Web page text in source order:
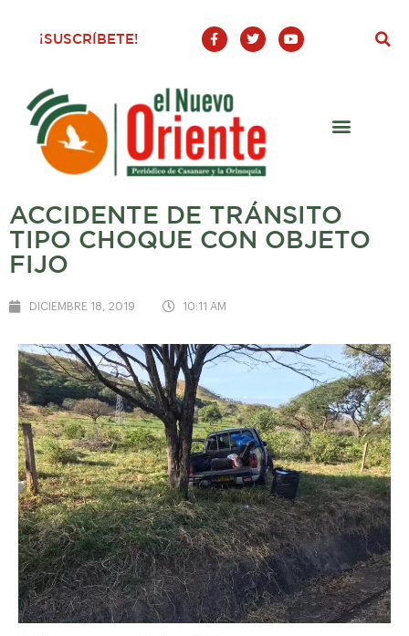
¡SUSCRÍBETE!
F
a
c
o
o
-
T
w
i
Y
o
u
ACCIDENTE DE TRÁNSITO
TIPO CHOQUE CON OBJETO
FIJO
DICIEMBRE 18, 2019 10:11 AM